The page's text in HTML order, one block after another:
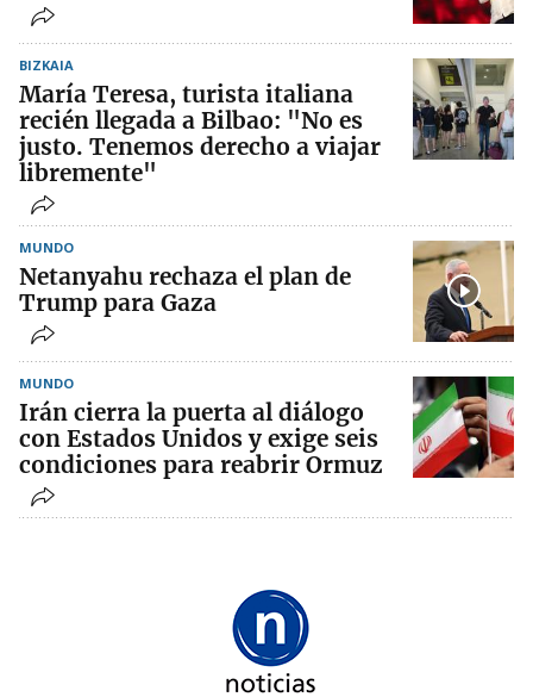
BIZKAIA
María Teresa, turista italiana
recién llegada a Bilbao: "No es
justo. Tenemos derecho a viajar
libremente"
MUNDO
Netanyahu rechaza el plan de
Trump para Gaza
MUNDO
Irán cierra la puerta al diálogo
con Estados Unidos y exige seis
condiciones para reabrir Ormuz